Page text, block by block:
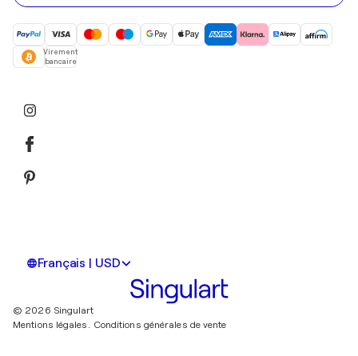
Virement
bancaire
Français | USD
© 2026 Singulart
Mentions légales.
Conditions générales de vente